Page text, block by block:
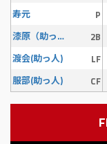
寿元 P
漆原（助っ人） 2B
渡会(助っ人) LF
服部(助っ人) CF